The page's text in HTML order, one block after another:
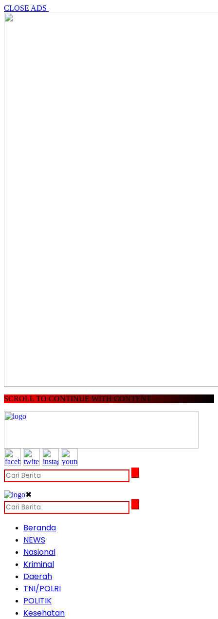
CLOSE ADS
SCROLL TO CONTINUE WITH CONTENT
✖
Beranda
NEWS
Nasional
Kriminal
Daerah
TNI/POLRI
POLITIK
Kesehatan